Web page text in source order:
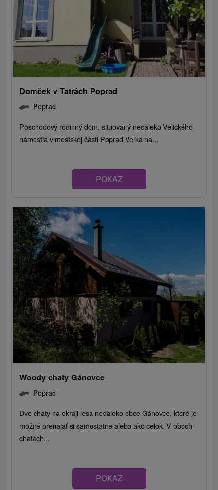
Domček v Tatrách Poprad
Poprad
Poschodový rodinný dom, situovaný neďaleko Velického
námestia v mestskej časti Poprad Veľká na...
POKAZ
Woody chaty Gánovce
Poprad
Dve chaty na okraji lesa neďaleko obce Gánovce, ktoré je
možné prenajať si samostatne alebo ako celok. V oboch
chatách...
POKAZ